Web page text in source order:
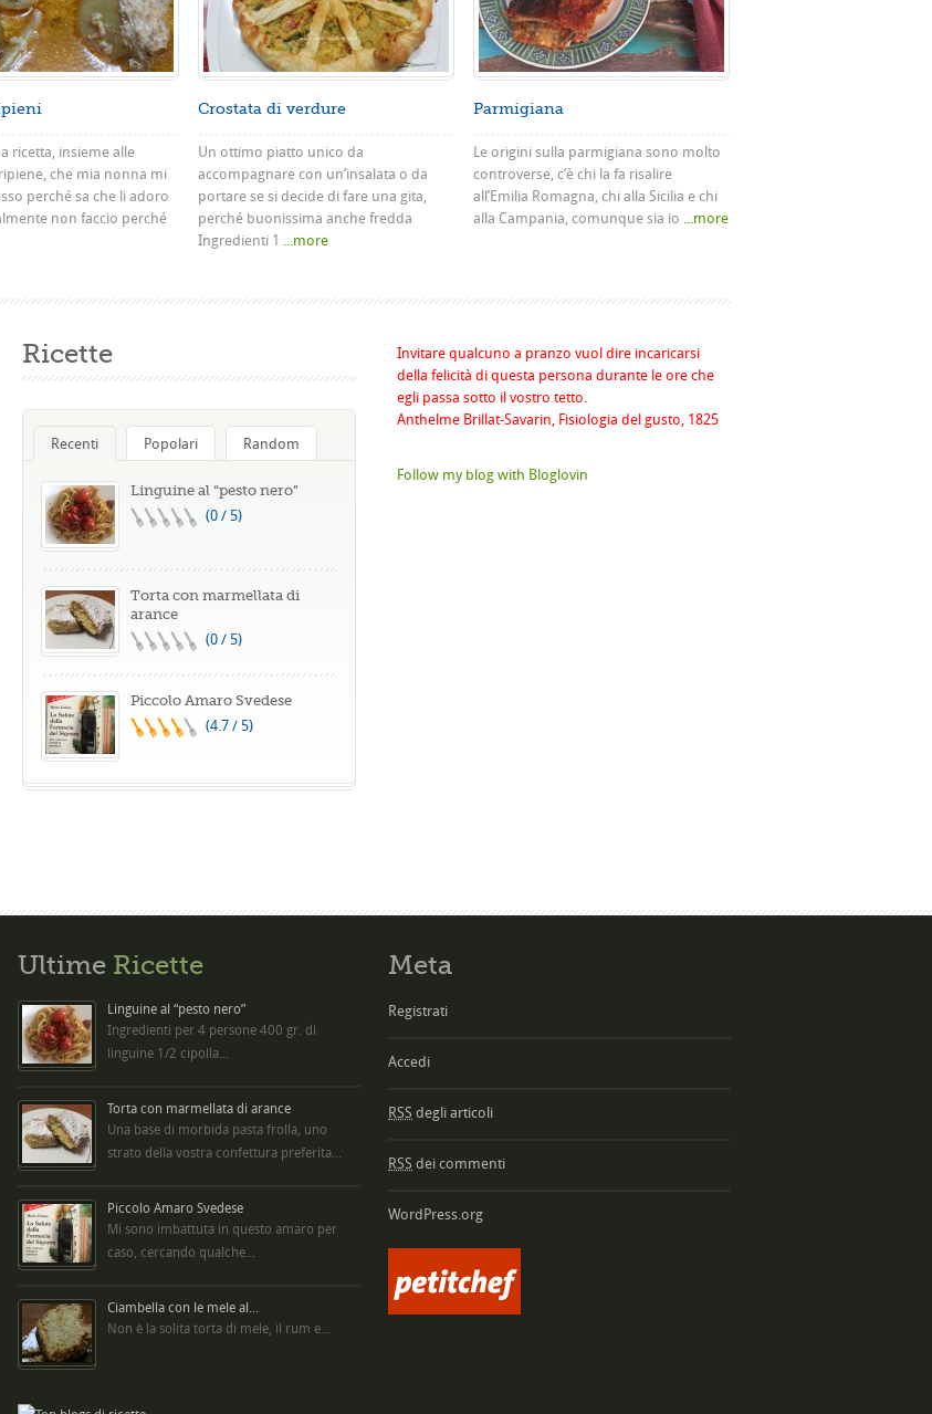
ricetta, insieme alle
che mia nonna mi
perché sa che li adoro
non faccio perché
Crostata di verdure
Un ottimo piatto unico da
accompagnare con un’insalata o da
portare se si decide di fare una gita,
perché buonissima anche fredda
Ingredienti 1 ...more
Parmigiana
Le origini sulla parmigiana sono molto
controverse, c’è chi la fa risalire
all’Emilia Romagna, chi alla Sicilia e chi
alla Campania, comunque sia io ...more
Ricette
Recenti Popolari Random
Linguine al “pesto nero”
(0 / 5)
Torta con marmellata di
arance
(0 / 5)
Piccolo Amaro Svedese
(4.7 / 5)
Invitare qualcuno a pranzo vuol dire incaricarsi
della felicità di questa persona durante le ore che
egli passa sotto il vostro tetto.
Anthelme Brillat-Savarin, Fisiologia del gusto, 1825
Follow my blog with Bloglovin
Ultime Ricette
Linguine al “pesto nero”
Ingredienti per 4 persone 400 gr. di
linguine 1/2 cipolla...
Torta con marmellata di arance
Una base di morbida pasta frolla, uno
strato della vostra confettura preferita...
Piccolo Amaro Svedese
Mi sono imbattuta in questo amaro per
caso, cercando qualche...
Ciambella con le mele al...
Non è la solita torta di mele, il rum e...
Meta
Registrati
Accedi
RSS degli articoli
RSS dei commenti
WordPress.org